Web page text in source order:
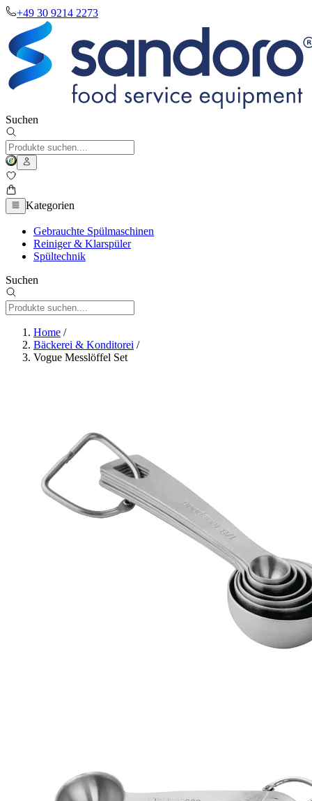
+49 30 9214 2273
Suchen
Kategorien
Gebrauchte Spülmaschinen
Reiniger & Klarspüler
Spültechnik
Suchen
Home /
Bäckerei & Konditorei /
Vogue Messlöffel Set